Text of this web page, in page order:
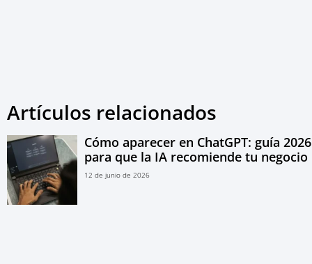
Artículos relacionados
Cómo aparecer en ChatGPT: guía 2026
para que la IA recomiende tu negocio
12 de junio de 2026